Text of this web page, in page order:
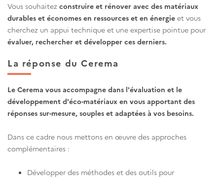
Vous souhaitez construire et rénover avec des matériaux
durables et économes en ressources et en énergie et vous
cherchez un appui technique et une expertise pointue pour
évaluer, rechercher et développer ces derniers.
La réponse du Cerema
Le Cerema vous accompagne dans l'évaluation et le
développement d'éco-matériaux en vous apportant des
réponses sur-mesure, souples et adaptées à vos besoins.
Dans ce cadre nous mettons en œuvre des approches
complémentaires :
Développer des méthodes et des outils pour